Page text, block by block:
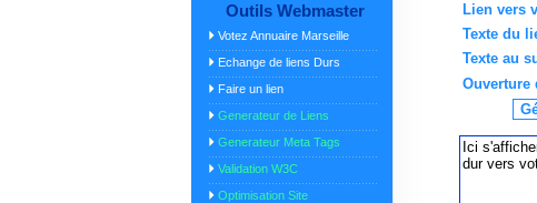
Outils Webmaster
Votez Annuaire Marseille
Echange de liens Durs
Faire un lien
Generateur de Liens
Generateur Meta Tags
Validation W3C
Optimisation Site
Lien vers
Texte du
Texte au
Ouverture